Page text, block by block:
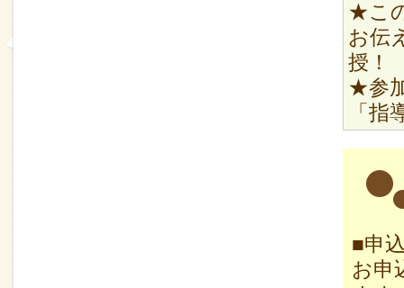
★こ
お伝
授！
★参
「
■申
お申